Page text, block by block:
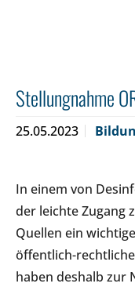
Stellungnahme
25.05.2023
In einem von
der leichte Zugang
Quellen ein
öffentlich-
haben deshalb zur